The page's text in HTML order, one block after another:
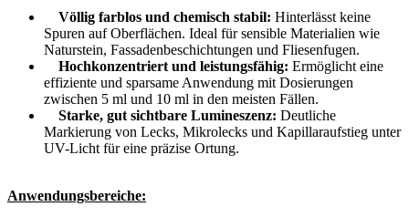
Völlig farblos und chemisch stabil: Hinterlässt keine
Spuren auf Oberflächen. Ideal für sensible Materialien wie
Naturstein, Fassadenbeschichtungen und Fliesenfugen.
Hochkonzentriert und leistungsfähig: Ermöglicht eine
effiziente und sparsame Anwendung mit Dosierungen
zwischen 5 ml und 10 ml in den meisten Fällen.
Starke, gut sichtbare Lumineszenz: Deutliche
Markierung von Lecks, Mikrolecks und Kapillaraufstieg unter
UV-Licht für eine präzise Ortung.
Anwendungsbereiche: